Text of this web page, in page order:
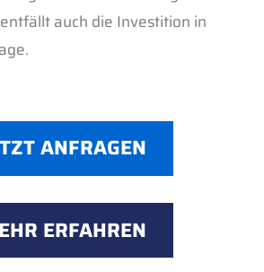
der Mietkälte Anlage.
auch die Investition in
ANFRAGEN
ERFAHREN